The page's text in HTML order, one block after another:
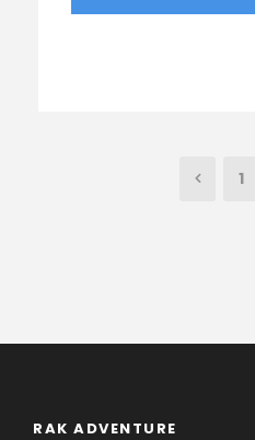
1
RAK ADVENTURE